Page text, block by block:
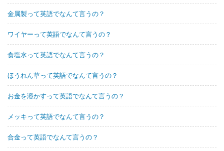
金属製って英語でなんて言うの？
ワイヤーって英語でなんて言うの？
食塩水って英語でなんて言うの？
ほうれん草って英語でなんて言うの？
お金を溶かすって英語でなんて言うの？
メッキって英語でなんて言うの？
合金って英語でなんて言うの？